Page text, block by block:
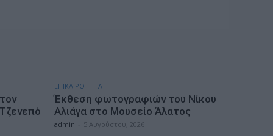
ΕΠΙΚΑΙΡΟΤΗΤΑ
Έκθεση φωτογραφιών του Νίκου
Αλιάγα στο Μουσείο Άλατος
admin 5 Αυγούστου, 2026